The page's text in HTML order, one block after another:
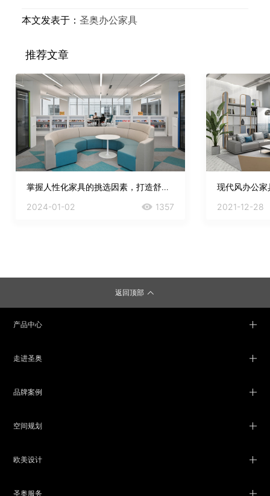
本文发表于： 圣奥办公家具
推荐文章
掌握人性化家具的挑选因素，打造舒适健康的阅读空间！
2024-01-02
1357 2021-12-28
返回顶部
产品中心
走进圣奥
品牌案例
空间规划
欧美设计
圣奥服务